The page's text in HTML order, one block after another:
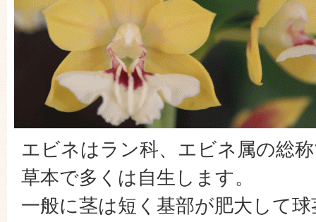
エビネはラン科、エビネ属の総
草本で多くは自生します。
一般に茎は短く基部が肥大して